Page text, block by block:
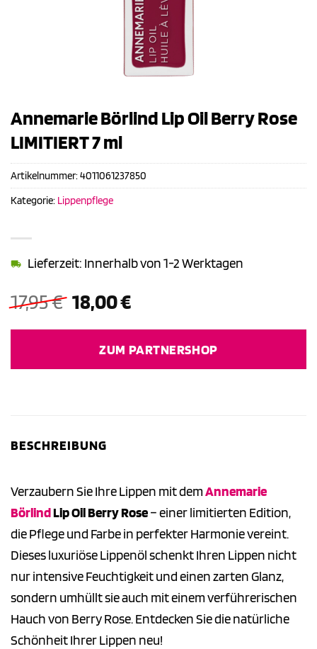
Annemarie Börlind Lip Oil Berry Rose
LIMITIERT 7 ml
17,95€ Ursprünglicher
war:
17,95 €
18,00€Aktueller
ist:
18,00 €.
Lieferzeit: Innerhalb von 1-2 Werktagen
ZUM PARTNERSHOP
Artikelnummer: 4011061237850
Kategorie: Lippenpflege
BESCHREIBUNG
Verzaubern Sie Ihre Lippen mit demAnnemarie
BörlindLip Oil Berry Rose– einer limitierten Edition,
die Pflege und Farbe in perfekter Harmonie vereint.
Dieses luxuriöse Lippenöl schenkt Ihren Lippen nicht
nur intensive Feuchtigkeit und einen zarten Glanz,
sondern umhüllt sie auch mit einem verführerischen
Hauch von Berry Rose. Entdecken Sie die natürliche
Schönheit Ihrer Lippen neu!